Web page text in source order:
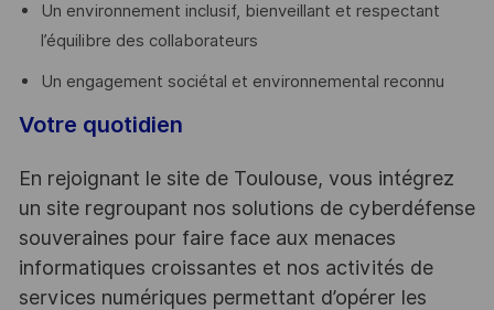
Un environnement inclusif, bienveillant et respectant
l’équilibre des collaborateurs
Un engagement sociétal et environnemental reconnu
Votre quotidien
En rejoignant le site de Toulouse, vous intégrez
un site regroupant nos solutions de cyberdéfense
souveraines pour faire face aux menaces
informatiques croissantes et nos activités de
services numériques permettant d’opérer les